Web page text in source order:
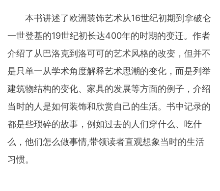
本书讲述了欧洲装饰艺术从16世纪初期到拿破仑
一世登基的19世纪初长达400年的时期的变迁。作者
介绍了从巴洛克到洛可可的艺术风格的改变，但并不
是只单一从学术角度解释艺术思潮的变化，而是列举
建筑物结构的变化、家具的发展等方面的例子，介绍
当时的人是如何装饰和欣赏自己的生活。书中记录的
都是些琐碎的故事，例如过去的人们穿什么、吃什
么，他们怎么做事情,带领读者直观想象当时的生活
习惯。